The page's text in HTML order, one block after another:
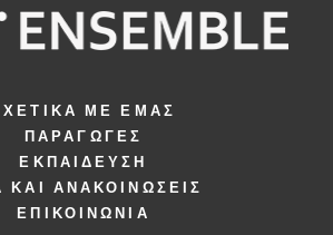
ΜΕ ΕΜΆΣ
ΠΑΡΑΓΩΓΈΣ
ΕΚΠΑΊΔΕΥΣΗ
ΚΑΙ ΑΝΑΚΟΙΝΏΣΕΙΣ
ΕΠΙΚΟΙΝΩΝΊΑ